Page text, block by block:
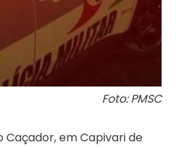
Foto: PMSC
em Capivari de